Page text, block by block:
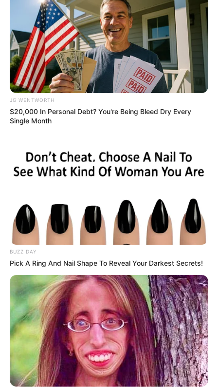
10 Epic Failures That Were Completely Preventable
— Find Out
BRAINBERRIES
แนะนำ
ดูดวง
ดูเพิ่มเติม
ดูดวง
เบอร์โทร คน Keep look เป๊ะทุกมุมดูดี
ทุกองศา คุณล่ะมีเลขคู่นี้ไหม
JG WENTWORTH
$20,000 In Personal Debt? You're Being Bleed Dry Every
Single Month
BUZZ DAY
Pick A Ring And Nail Shape To Reveal Your Darkest Secrets!